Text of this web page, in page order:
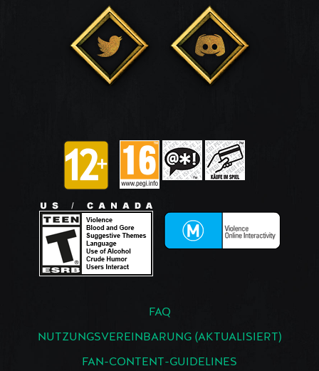
FAQ
NUTZUNGSVEREINBARUNG (AKTUALISIERT)
FAN-CONTENT-GUIDELINES